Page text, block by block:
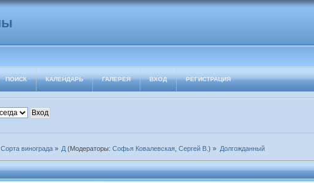
ПОИСК КАЛЕНДАРЬ ГАЛЕРЕЯ ВХОД РЕГИСТРАЦИЯ
Сорта винограда» Д(Модераторы:Софья Ковалевская,Сергей В.) » Долгожданный